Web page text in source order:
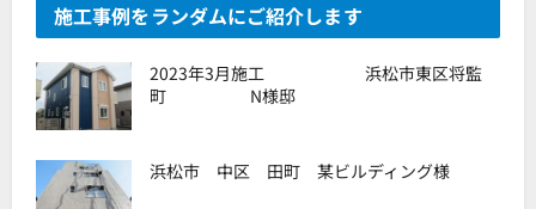
施工事例をランダムにご紹介します
2023年3月施工 浜松市東区将監
町 N様邸
浜松市 中区 田町 某ビルディング様